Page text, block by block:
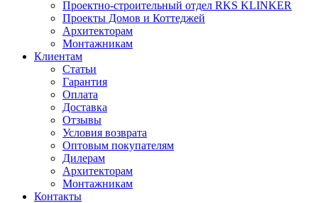
Проектно-строительный отдел RKS KLINKER
Проекты Домов и Коттеджей
Архитекторам
Монтажникам
Клиентам
Статьи
Гарантия
Оплата
Доставка
Отзывы
Условия возврата
Оптовым покупателям
Дилерам
Архитекторам
Монтажникам
Контакты